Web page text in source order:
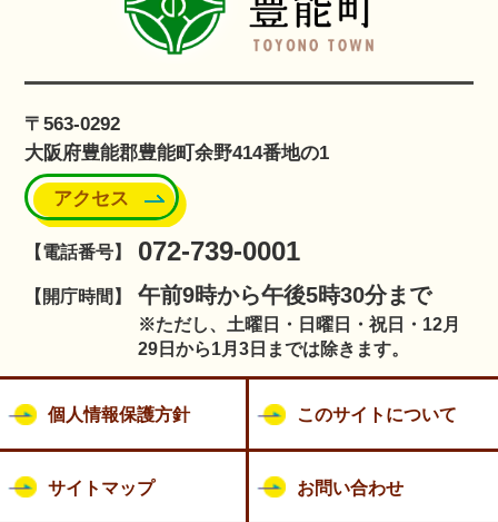
〒563-0292
大阪府豊能郡豊能町余野414番地の1
アクセス
【電話番号】 072-739-0001
【開庁時間】 午前9時から午後5時30分まで
※ただし、土曜日・日曜日・祝日・12月
29日から1月3日までは除きます。
個人情報保護方針 このサイトについて
サイトマップ お問い合わせ